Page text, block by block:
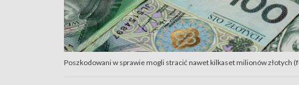
Poszkodowani w sprawie mogli stracić nawet kilkaset milionów złotych